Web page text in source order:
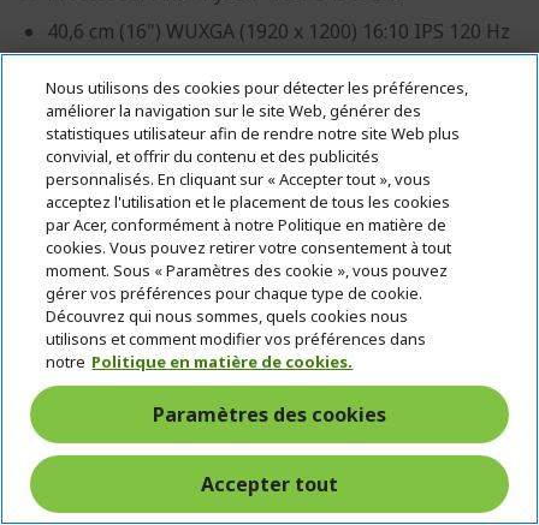
40,6 cm (16") WUXGA (1920 x 1200) 16:10 IPS 120 Hz
512 Go SSD
AMD Radeon™ Graphics mémoire partagée
Professionnel ? Découvrez nos meilleures
offres !
CONTACTEZ-NOUS | CRÉEZ UN COMPTE
CHF 1'099.00
Nous utilisons des cookies pour détecter les préférences,
améliorer la navigation sur le site Web, générer des
statistiques utilisateur afin de rendre notre site Web plus
convivial, et offrir du contenu et des publicités
personnalisés. En cliquant sur « Accepter tout », vous
acceptez l'utilisation et le placement de tous les cookies
par Acer, conformément à notre Politique en matière de
cookies. Vous pouvez retirer votre consentement à tout
moment. Sous « Paramètres des cookie », vous pouvez
gérer vos préférences pour chaque type de cookie.
Découvrez qui nous sommes, quels cookies nous
utilisons et comment modifier vos préférences dans
notre Politique en matière de cookies.
Paramètres des cookies
Accepter tout